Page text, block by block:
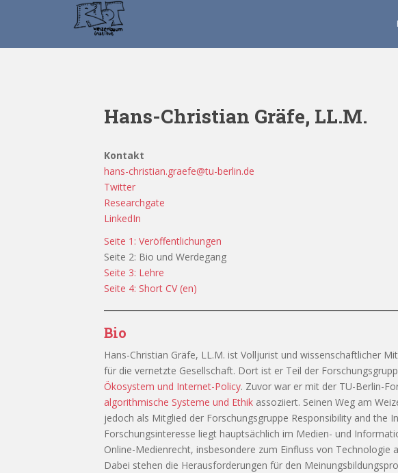
Hans-Christian Gräfe, LL.M.
Kontakt
hans-christian.graefe@tu-berlin.de
Twitter
Researchgate
LinkedIn
Seite 1: Veröffentlichungen
Seite 2: Bio und Werdegang
Seite 3: Lehre
Seite 4: Short CV (en)
Bio
Hans-Christian Gräfe, LL.M. ist Volljurist und wissenschaftlicher
für die vernetzte Gesellschaft. Dort ist er Teil der
Ökosystem und Internet-Policy. Zuvor war er mit der TU-Berlin-
algorithmische Systeme und Ethik assoziiert. Seinen Weg am
jedoch als Mitglied der Forschungsgruppe Responsibility and the
Forschungsinteresse liegt hauptsächlich im Medien- und
Online-Medienrecht, insbesondere zum Einfluss von Technologie
Dabei stehen die Herausforderungen für den